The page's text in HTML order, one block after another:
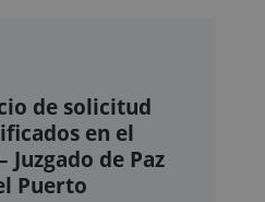
de solicitud
en el
de Paz
Puerto